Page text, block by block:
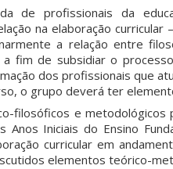
de profissionais da
na elaboração
a relação entre
a fim de subsidiar o
dos profissionais que
o grupo deverá ter
filosóficos e metodológicos
Anos Iniciais do Ensino
curricular em
elementos teórico-